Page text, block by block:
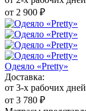
от 2 900 ₽
Одеяло «Pretty»
Доставка:
от 3-х рабочих дней
от 3 780 ₽